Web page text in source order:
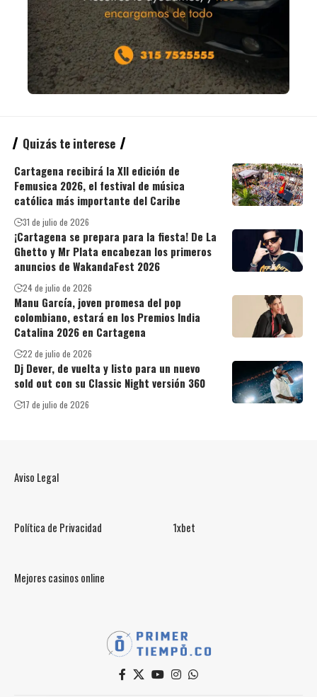
Quizás te interese
Cartagena recibirá la XII edición de
Femusica 2026, el festival de música
católica más importante del Caribe
31 de julio de 2026
¡Cartagena se prepara para la fiesta! De La
Ghetto y Mr Plata encabezan los primeros
anuncios de WakandaFest 2026
24 de julio de 2026
Manu García, joven promesa del pop
colombiano, estará en los Premios India
Catalina 2026 en Cartagena
22 de julio de 2026
Dj Dever, de vuelta y listo para un nuevo
sold out con su Classic Night versión 360
17 de julio de 2026
Aviso Legal
Política de Privacidad 1xbet
Mejores casinos online